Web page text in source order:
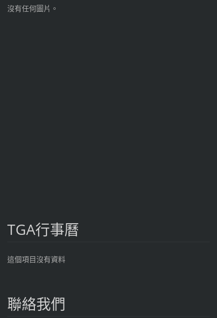
沒有任何圖片。
TGA行事曆
這個項目沒有資料
聯絡我們